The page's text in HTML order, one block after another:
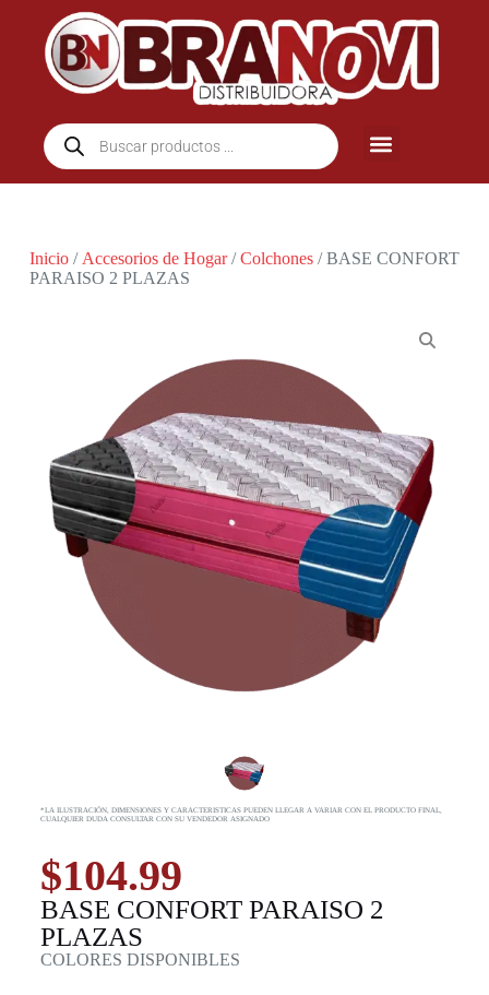
Inicio/ Accesorios de Hogar/Colchones/ BASE CONFORT
PARAISO 2 PLAZAS
*LA ILUSTRACIÓN, DIMENSIONES Y CARACTERISTICAS PUEDEN LLEGAR A VARIAR CON EL PRODUCTO FINAL,
CUALQUIER DUDA CONSULTAR CON SU VENDEDOR ASIGNADO
$104.99
BASE CONFORT PARAISO 2
PLAZAS
COLORES DISPONIBLES